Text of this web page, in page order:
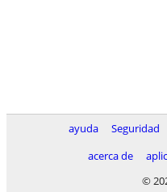
ayuda Seguridad
acerca de
©